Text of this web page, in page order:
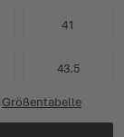
41
43.5
Größentabelle